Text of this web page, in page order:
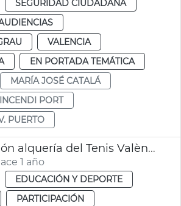
SEGURIDAD CIUDADANA
VALENCIA
EN PORTADA TEMÁTICA
MARÍA JOSÉ CATALÁ
INCENDI PORT
PUERTO
Rehabilitación alquería del Tenis València
1 año
EDUCACIÓN Y DEPORTE
PARTICIPACIÓN